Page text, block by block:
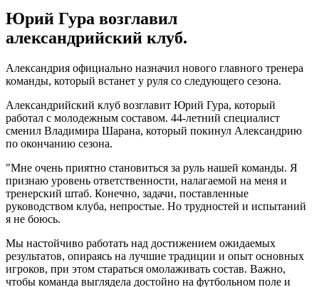
Юрий Гура возглавил
александрийский клуб.
Александрия официально назначил нового главного тренера
команды, который встанет у руля со следующего сезона.
Александрийский клуб возглавит Юрий Гура, который
работал с молодежным составом. 44-летний специалист
сменил Владимира Шарана, который покинул Александрию
по окончанию сезона.
"Мне очень приятно становиться за руль нашей команды. Я
признаю уровень ответственности, налагаемой на меня и
тренерский штаб. Конечно, задачи, поставленные
руководством клуба, непростые. Но трудностей и испытаний
я не боюсь.
Мы настойчиво работать над достижением ожидаемых
результатов, опираясь на лучшие традиции и опыт основных
игроков, при этом стараться омолаживать состав. Важно,
чтобы команда выглядела достойно на футбольном поле и